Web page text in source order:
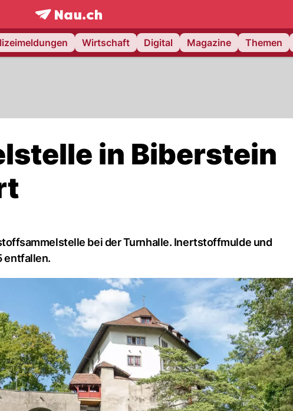
frontpage.NAU.ch
Wirtschaft Digital Magazine Themen
in Biberstein
bei der Turnhalle. Inertstoffmulde und
entfallen.